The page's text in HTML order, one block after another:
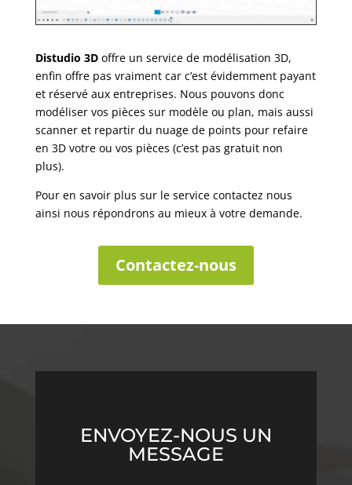
Distudio 3Doffre un service de modélisation 3D,
enfin offre pas vraiment car c’est évidemment payant
et réservé aux entreprises. Nous pouvons donc
modéliser vos pièces sur modèle ou plan, mais aussi
scanner et repartir du nuage de points pour refaire
en 3D votre ou vos pièces (c’est pas gratuit non
plus).
Pour en savoir plus sur le service contactez nous
ainsi nous répondrons au mieux à votre demande.
Contactez-nous
ENVOYEZ-NOUS UN
MESSAGE